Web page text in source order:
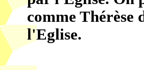
comme Thérèse
l'Eglise.